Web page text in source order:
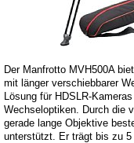
Der Manfrotto MVH500A
mit länger verschiebbarer
Lösung für HDSLR-
Wechseloptiken. Durch die
gerade lange Objektive
unterstützt. Er trägt bis zu